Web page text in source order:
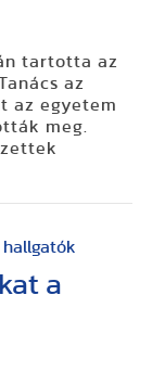
tartotta az
az
az egyetem
meg.
a